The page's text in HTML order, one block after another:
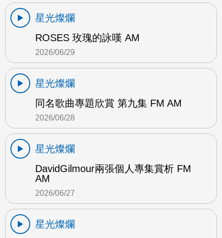
星光燦爛
ROSES 玫瑰的詠嘆 AM
2026/06/29
星光燦爛
同名歌曲專題欣賞 第九集 FM AM
2026/06/28
星光燦爛
DavidGilmour兩張個人專集賞析 FM
AM
2026/06/27
星光燦爛